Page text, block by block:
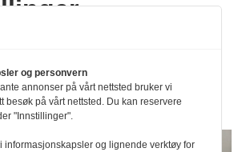
Karen Henning radiograf. 22 år
fersk ph.d. Hun skulle ønske
mastergrader i større grad
stillinger.
og personvern
annonser på vårt nettsted bruker vi
besøk på vårt nettsted. Du kan reservere
"Innstillinger".
informasjonskapsler og lignende verktøy for